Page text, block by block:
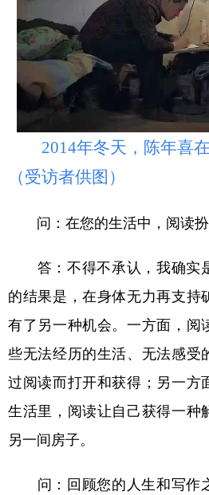
2014年冬天，陈年喜在
（受访者供图）
问：在您的生活中，阅读扮
答：不得不承认，我确实
的结果是，在身体无力再支持
有了另一种机会。一方面，阅
些无法经历的生活、无法感受
过阅读而打开和获得；另一方
生活里，阅读让自己获得一种
另一间房子。
问：回顾您的人生和写作